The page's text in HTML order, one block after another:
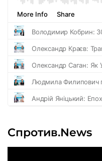
Спротив.News